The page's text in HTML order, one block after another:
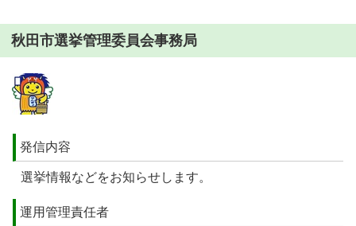
秋田市選挙管理委員会事務局
発信内容
選挙情報などをお知らせします。
運用管理責任者